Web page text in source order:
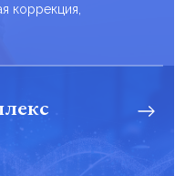
коррекция,